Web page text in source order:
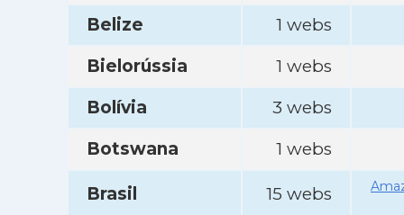
Belize
1 webs
Bielorússia
1 webs
Bolívia
3 webs
Botswana
1 webs
Brasil 15 webs